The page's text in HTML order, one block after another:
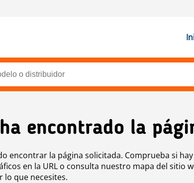
encontrado la
encontrar la página solicitada. Comprueba si hay
en la URL o consulta nuestro mapa del sitio
lo que necesites.